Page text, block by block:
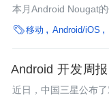
Android 方法数杂
本月Android Nougat
达到了7.1%，上个月
球手机市场份额将增
读。
移动 Android/iOS
Android 开发周
性能优化解析
近日，中国三星公布